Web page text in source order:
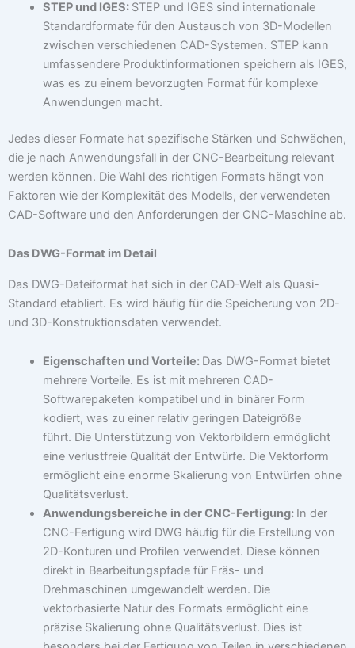
STEP und IGES: STEP und IGES sind internationale
Standardformate für den Austausch von 3D-Modellen
zwischen verschiedenen CAD-Systemen. STEP kann
umfassendere Produktinformationen speichern als IGES,
was es zu einem bevorzugten Format für komplexe
Anwendungen macht.
Jedes dieser Formate hat spezifische Stärken und Schwächen,
die je nach Anwendungsfall in der CNC-Bearbeitung relevant
werden können. Die Wahl des richtigen Formats hängt von
Faktoren wie der Komplexität des Modells, der verwendeten
CAD-Software und den Anforderungen der CNC-Maschine ab.
Das DWG-Format im Detail
Das DWG-Dateiformat hat sich in der CAD-Welt als Quasi-
Standard etabliert. Es wird häufig für die Speicherung von 2D-
und 3D-Konstruktionsdaten verwendet.
Eigenschaften und Vorteile: Das DWG-Format bietet
mehrere Vorteile. Es ist mit mehreren CAD-
Softwarepaketen kompatibel und in binärer Form
kodiert, was zu einer relativ geringen Dateigröße
führt. Die Unterstützung von Vektorbildern ermöglicht
eine verlustfreie Qualität der Entwürfe. Die Vektorform
ermöglicht eine enorme Skalierung von Entwürfen ohne
Qualitätsverlust.
Anwendungsbereiche in der CNC-Fertigung: In der
CNC-Fertigung wird DWG häufig für die Erstellung von
2D-Konturen und Profilen verwendet. Diese können
direkt in Bearbeitungspfade für Fräs- und
Drehmaschinen umgewandelt werden. Die
vektorbasierte Natur des Formats ermöglicht eine
präzise Skalierung ohne Qualitätsverlust. Dies ist